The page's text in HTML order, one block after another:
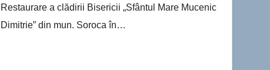
Restaurare a clădirii Bisericii „Sfântul Mare Mucenic
Dimitrie” din mun. Soroca în…